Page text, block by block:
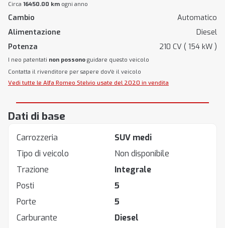
Circa 16450.00 km ogni anno
Cambio
Automatico
Alimentazione
Diesel
Potenza
210 CV ( 154 kW )
I neo patentati non possono guidare questo veicolo
Contatta il rivenditore per sapere dov'è il veicolo
Vedi tutte le Alfa Romeo Stelvio usate del 2020 in vendita
Dati di base
Carrozzeria
SUV medi
Tipo di veicolo
Non disponibile
Trazione
Integrale
Posti
5
Porte
5
Carburante
Diesel